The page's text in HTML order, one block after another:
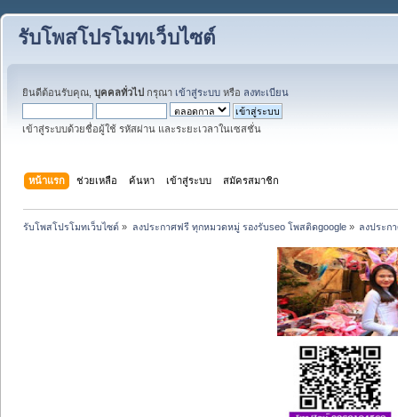
รับโพสโปรโมทเว็บไซต์
ยินดีต้อนรับคุณ, บุคคลทั่วไป กรุณา เข้าสู่ระบบ หรือ ลงทะเบียน
เข้าสู่ระบบด้วยชื่อผู้ใช้ รหัสผ่าน และระยะเวลาในเซสชั่น
หน้าแรก ช่วยเหลือ ค้นหา เข้าสู่ระบบ สมัครสมาชิก
รับโพสโปรโมทเว็บไซต์ » ลงประกาศฟรี ทุกหมวดหมู่ รองรับseo โพสติดgoogle» ลงประก